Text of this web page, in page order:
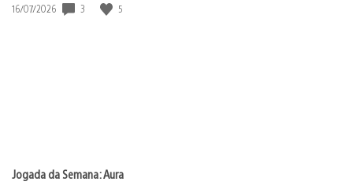
Data
16/07/2026 3 5
Jogada da Semana: Aura